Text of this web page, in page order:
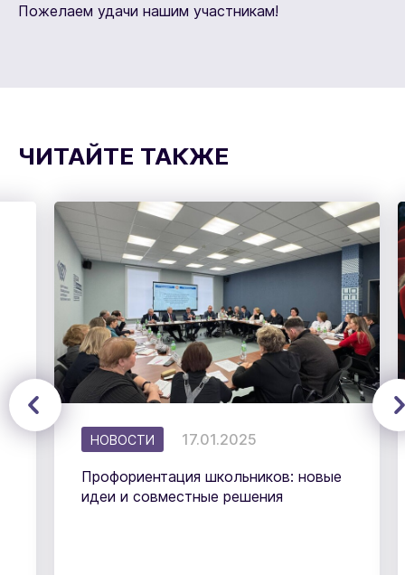
Пожелаем удачи нашим участникам!
ЧИТАЙТЕ ТАКЖЕ
НОВОСТИ 17.01.2025
Профориентация школьников: новые
идеи и совместные решения